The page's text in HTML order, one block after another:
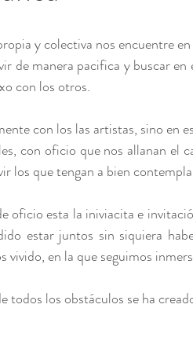
y colectiva nos encuentre
de manera pacifica y buscar
con los otros.
con los las artistas, sino en
con oficio que nos allanan el
los que tengan a bien
oficio esta la iniviacita e
estar juntos sin siquiera
vivido, en la que seguimos
todos los obstáculos se ha